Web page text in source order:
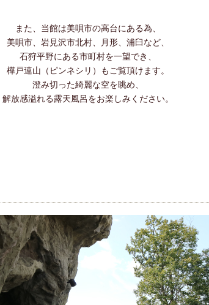
また、当館は美唄市の高台にある為、
美唄市、岩見沢市北村、月形、浦臼など、
石狩平野にある市町村を一望でき、
樺戸連山（ピンネシリ）もご覧頂けます。
澄み切った綺麗な空を眺め、
解放感溢れる露天風呂をお楽しみください。